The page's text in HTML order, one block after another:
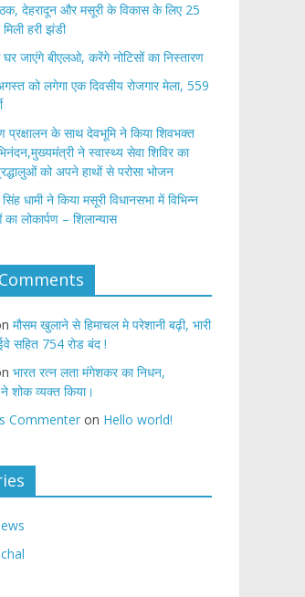
देहरादून और मसूरी के विकास के लिए 25
हरी झंडी
घर जाएंगे बीएलओ, करेंगे नोटिसों का निस्तारण
को लगेगा एक दिवसीय रोजगार मेला, 559
प्रक्षालन के साथ देवभूमि ने किया शिवभक्त
ने स्वास्थ्य सेवा शिविर का
को अपने हाथों से परोसा भोजन
धामी ने किया मसूरी विधानसभा में विभिन्न
लोकार्पण – शिलान्यास
मौसम खुलाने से हिमाचल मे परेशानी बढ़ी, भारी
सहित 754 रोड बंद !
भारत रत्न लता मंगेशकर का निधन,
ने शोक व्यक्त किया।
Commenter on Hello world!